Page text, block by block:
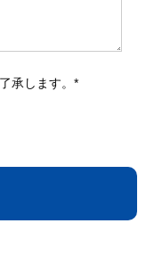
承します。*